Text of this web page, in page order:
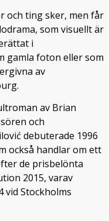
och ting sker, men får
som visuellt är
i
gamla foton eller som
av
av Brian
och
debuterade 1996
också handlar om ett
de prisbelönta
2015, varav
vid Stockholms